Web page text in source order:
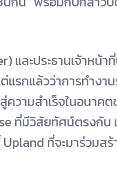
ละประธานเจ้าหน้า
ต่แรกแล้วว่าการทำง
มสำเร็จในอนาคต
ที่มีวิสัยทัศน์ตรงกัน
ที่จะมาร่วมส